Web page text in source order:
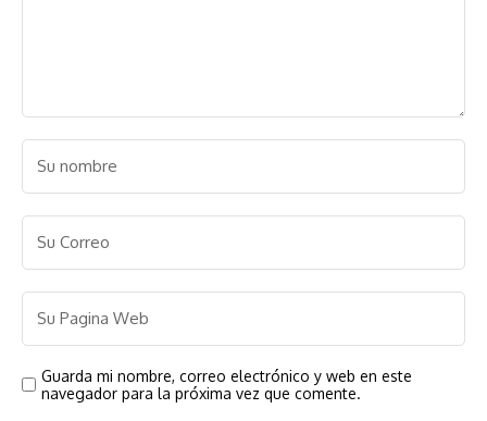
Guarda mi nombre, correo electrónico y web en este
navegador para la próxima vez que comente.